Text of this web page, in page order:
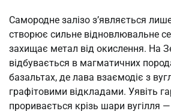
Самородне залізо з’являється
створює сильне відновлювальне
захищає метал від окислення. На
відбувається в магматичних
базальтах, де лава взаємодіє з
графітовими відкладами. Уявіть
проривається крізь шари вугілля